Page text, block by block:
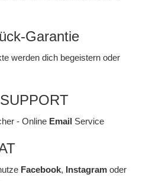
Garantie
werden dich begeistern oder
- Online Email Service
Facebook, Instagram oder